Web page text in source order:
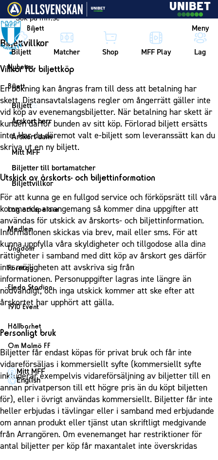
Vidare till innehållet
Biljett Meny
Biljett Matcher Shop MFF Play Lag
Nyheter
Nyheter
Kalender
Biljett
Biljett
Årskort herr
Årskort dam
Mitt MFF
Biljetter till bortamatcher
Biljettvillkor
Lag och spelare
Lag
Herrlaget
Spelare
Ledarstab
Damlaget
Spelare
Medlem
Medlemskap i Malmö FF
Årsmöte 2026
Ungdom
MFF Ungdom
Sommarfotboll
Skånecupen
Fotbollsskolan
Fotbollsnätverket
P19
F19
P17
F17
Malmö Trophy
Företag
Bli företagspartner
Nätverket
Partner dam
Eleda Stadion
Eleda Stadion
Matchdag på Eleda Stadion
MFF-museet & rundvandringar
1910 Event
1910 Event
Fest & Event
Konferens
Möte
Mässa
Sommarfest
Julshow
Inspiration
Vanliga frågor om 1910 Event
Hållbarhet
Hållbarhet
Himmelsblå framtid – en match för miljön
MFF i samhället
Laget för alla
Nattfotboll
Himmelsblå Tillsammans
Karriärakademin
Grundskolefotboll mot rasismer
Om Malmö FF
Om Malmö FF
Kontakt
Press och media
Historik – herrlaget
Historik – damlaget
Närstående organisationer
Policydokument
Mitt MFF
English
Biljettvillkor
Villkor för biljettköp
En bokning kan ångras fram till dess att betalning har
skett. Distansavtalslagens regler om ångerrätt gäller inte
vid köp av evenemangsbiljetter. När betalning har skett är
kunden därför bunden av sitt köp. Förlorad biljett ersätts
inte. Har du däremot valt e-biljett som leveranssätt kan du
skriva ut en ny biljett.
Utskick av årskorts- och biljettinformation
För att kunna ge en fullgod service och förköpsrätt till våra
kommande arrangemang så kommer dina uppgifter att
användas för utskick av årskorts- och biljettinformation.
Informationen skickas via brev, mail eller sms. För att
kunna uppfylla våra skyldigheter och tillgodose alla dina
rättigheter i samband med ditt köp av årskort ges därför
inte möjligheten att avskriva sig från
informationen. Personuppgifter lagras inte längre än
nödvändigt, och inga utskick kommer att ske efter att
årskortet har upphört att gälla.
Personligt bruk
Biljetter får endast köpas för privat bruk och får inte
vidareförsäljas i kommersiellt syfte (kommersiellt syfte
inkluderar exempelvis vidareförsäljning av biljetter till en
annan privatperson till ett högre pris än du köpt biljetten
för), eller i övrigt användas kommersiellt. Biljetter får inte
heller erbjudas i tävlingar eller i samband med erbjudande
om annan produkt eller tjänst utan skriftligt medgivande
från Arrangören. Om evenemanget har restriktioner för
antal biljetter per köp får maxantalet inte överskridas